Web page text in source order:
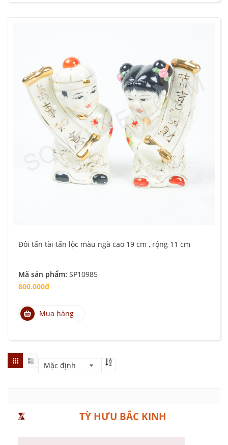
Đôi tấn tài tấn lộc màu ngà cao 19 cm , rộng 11 cm
Mã sản phẩm: SP10985
800.000₫
Mua hàng
TỲ HƯU BẮC KINH